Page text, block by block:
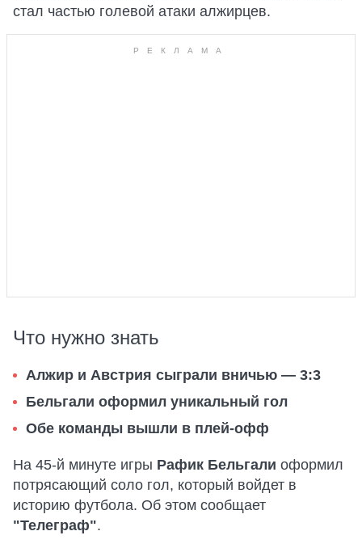
стал частью голевой атаки алжирцев.
Что нужно знать
Алжир и Австрия сыграли вничью — 3:3
Бельгали оформил уникальный гол
Обе команды вышли в плей-офф
На 45-й минуте игры Рафик Бельгали оформил
потрясающий соло гол, который войдет в
историю футбола. Об этом сообщает
"Телеграф".